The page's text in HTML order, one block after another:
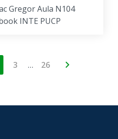
Gregor Aula N104
INTE PUCP
3 … 26